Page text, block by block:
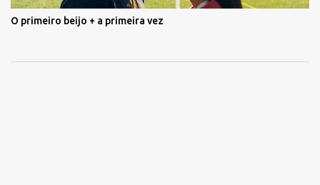
O primeiro beijo + a primeira vez